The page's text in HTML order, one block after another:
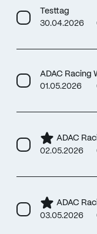
Testtag
30.04.2026
ADAC Racing
01.05.2026
ADAC
02.05.2026
ADAC
03.05.2026